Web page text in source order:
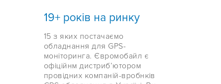
19+ років на ринку
15 з яких постачаємо
обладнання для GPS-
моніторинга. Євромобайл є
офіційнм дистриб’ютором
провідних компаній-вробнків